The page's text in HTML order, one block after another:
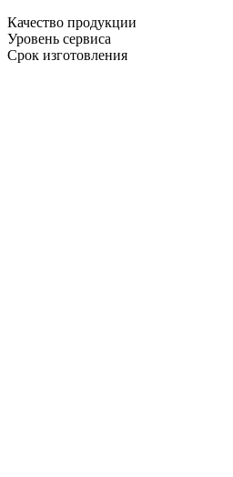
Качество продукции
Уровень сервиса
Срок изготовления